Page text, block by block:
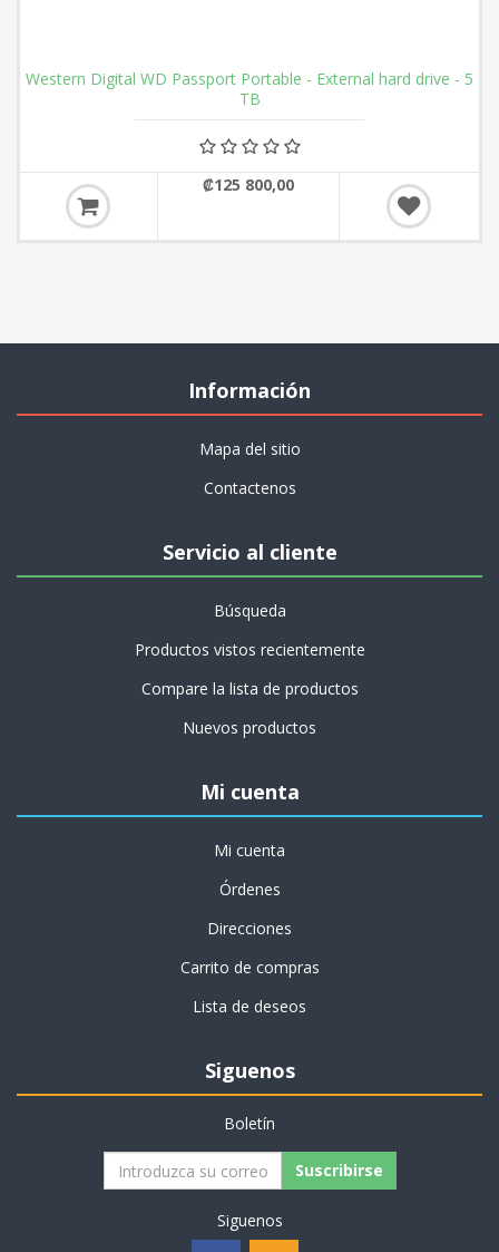
Western Digital WD Passport Portable - External hard drive - 5
TB
₡125 800,00
Información
Mapa del sitio
Contactenos
Servicio al cliente
Búsqueda
Productos vistos recientemente
Compare la lista de productos
Nuevos productos
Mi cuenta
Mi cuenta
Órdenes
Direcciones
Carrito de compras
Lista de deseos
Siguenos
Boletín
Suscribirse
Siguenos